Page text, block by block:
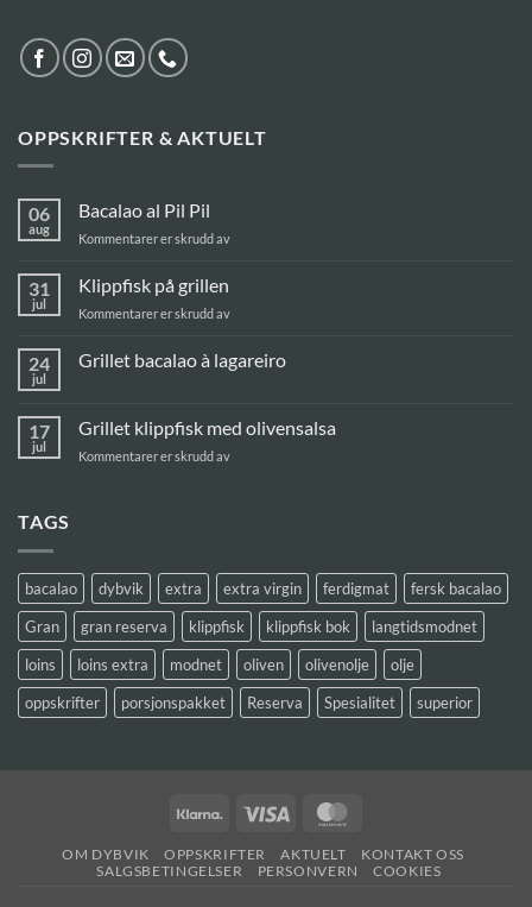
OPPSKRIFTER & AKTUELT
06
aug
Bacalao al Pil Pil
Kommentarer er skrudd avfor
31
jul
Klippfisk på grillen
Kommentarer er skrudd avfor
grillen
24
jul
Grillet bacalao à lagareiro
Grillet
à
17
jul
Grillet klippfisk med olivensalsa
Kommentarer er skrudd avfor
TAGS
bacalao dybvik extra extra virgin ferdigmat
fersk bacalao
Gran
gran reserva klippfisk klippfisk bok
langtidsmodnet
loins
loins extra modnet oliven olivenolje
olje
oppskrifter
porsjonspakket Reserva Spesialitet superior
Klarna Visa
OM DYBVIK OPPSKRIFTER AKTUELT
KONTAKT OSS
SALGSBETINGELSER
PERSONVERN COOKIES